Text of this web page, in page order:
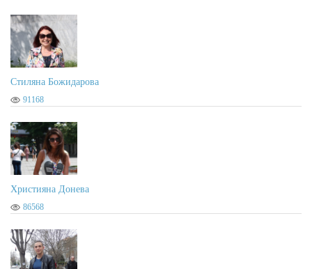
Стиляна Божидарова
91168
Християна Донева
86568